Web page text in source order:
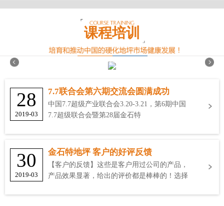
课程培训
28
2019-03
7.7联合会第六期交流会圆满成功
中国7.7超级产业联合会3.20-3.21，第6期中国
7.7超级联合会暨第28届金石特
30
2019-03
金石特地坪 客户的好评反馈
【客户的反馈】这些是客户用过公司的产品，
产品效果显著，给出的评价都是棒棒的！选择